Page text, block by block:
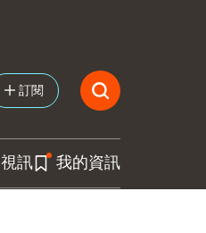
訂閱
視訊 我的資訊